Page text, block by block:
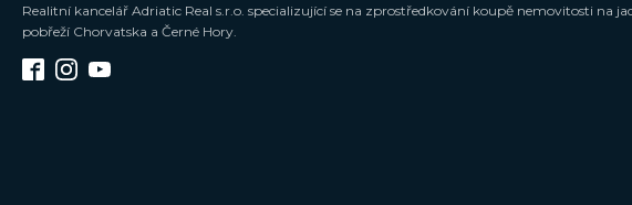
Realitní kancelář Adriatic Real s.r.o. specializující se na zprostředkování koupě nemovitosti na
pobřeží Chorvatska a Černé Hory.